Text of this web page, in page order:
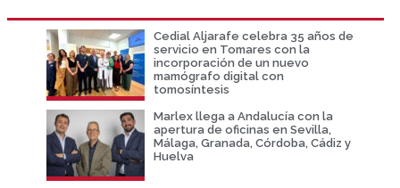
Cedial Aljarafe celebra 35 años de
servicio en Tomares con la
incorporación de un nuevo
mamógrafo digital con
tomosíntesis
Marlex llega a Andalucía con la
apertura de oficinas en Sevilla,
Málaga, Granada, Córdoba, Cádiz y
Huelva